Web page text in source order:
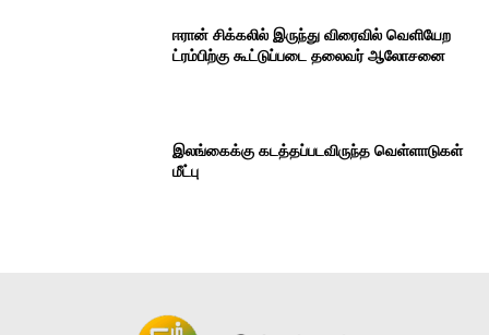
ஈரான் சிக்கலில் இருந்து விரைவில் வெளியேற
ட்ரம்பிற்கு கூட்டுப்படை தலைவர் ஆலோசனை
இலங்கைக்கு கடத்தப்படவிருந்த வெள்ளாடுகள்
மீட்பு